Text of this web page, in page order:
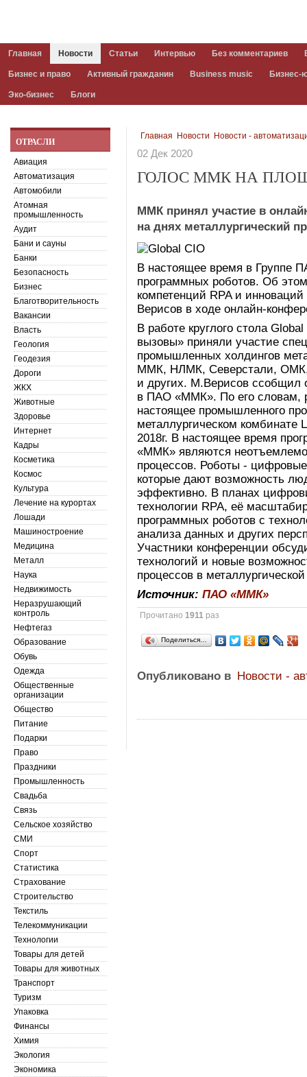
Главная Новости Статьи Интервью Без комментариев
Бизнес и право Активный гражданин Business music Бизнес-
Эко-бизнес Блоги
Главная Новости Новости -
02 Дек 2020
ГОЛОС ММК НА
ММК принял участие в
на днях металлургический
В настоящее время в Группе
программных роботов. Об
компетенций RPA и
Верисов в ходе онлайн-
В работе круглого стола
вызовы» приняли участие
промышленных холдингов
ММК, НЛМК, Северстали, ОМК,
и других. М.Верисов ссобщил
в ПАО «ММК». По его словам,
настоящее промышленного
металлургическом комбинате
2018г. В настоящее время
«ММК» являются
процессов. Роботы -
которые дают возможность
эффективно. В планах
технологии RPA, её
программных роботов с
анализа данных и других
Участники конференции
технологий и новые
процессов в
Источник:ПАО «ММК»
Прочитано1911 раз
Поделиться…
Опубликовано в Новости -
ОТРАСЛИ
Авиация
Автоматизация
Автомобили
Атомная
промышленность
Аудит
Бани и сауны
Банки
Безопасность
Бизнес
Благотворительность
Вакансии
Власть
Геология
Геодезия
Дороги
ЖКХ
Животные
Здоровье
Интернет
Кадры
Косметика
Космос
Культура
Лечение на курортах
Лошади
Машиностроение
Медицина
Металл
Наука
Недвижимость
Неразрушающий
контроль
Нефтегаз
Образование
Обувь
Одежда
Общественные
организации
Общество
Питание
Подарки
Право
Праздники
Промышленность
Свадьба
Связь
Сельское хозяйство
СМИ
Спорт
Статистика
Страхование
Строительство
Текстиль
Телекоммуникации
Технологии
Товары для детей
Товары для животных
Транспорт
Туризм
Упаковка
Финансы
Химия
Экология
Экономика